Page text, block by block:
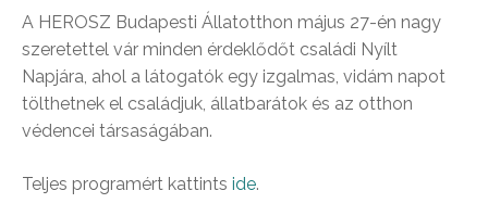
A HEROSZ Budapesti Állatotthon május 27-én nagy
szeretettel vár minden érdeklődőt családi Nyílt
Napjára, ahol a látogatók egy izgalmas, vidám napot
tölthetnek el családjuk, állatbarátok és az otthon
védencei társaságában.
Teljes programért kattints ide.